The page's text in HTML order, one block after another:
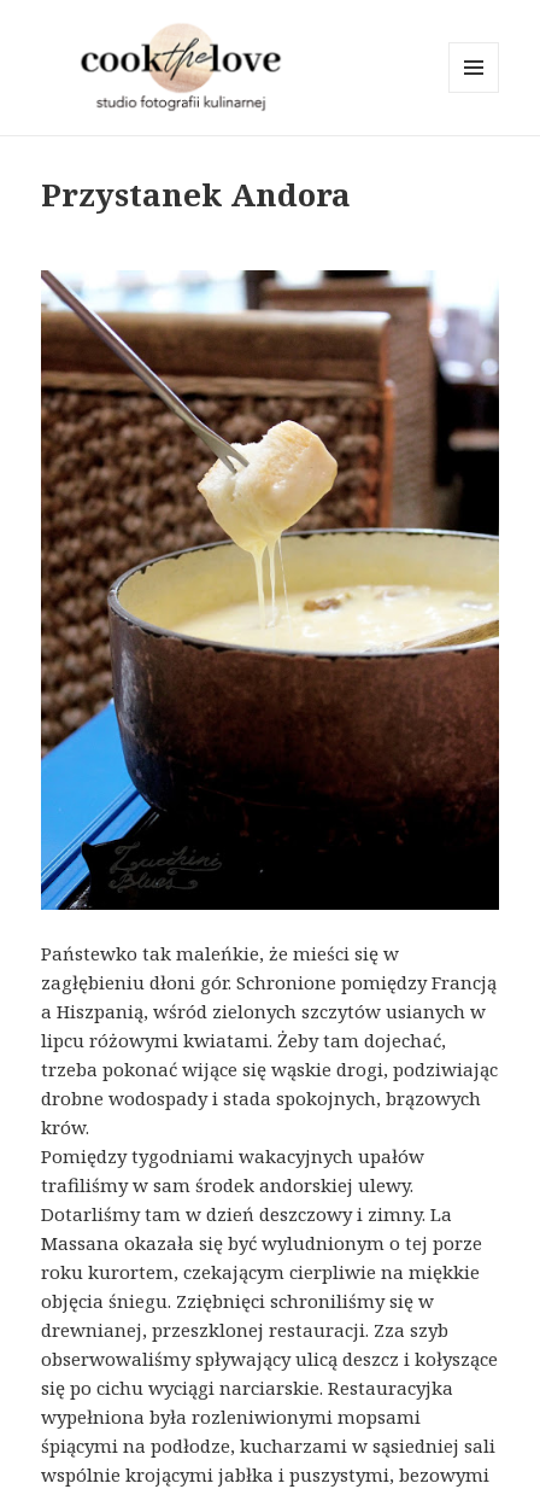
Przystanek Andora
Państewko tak maleńkie, że mieści się w
zagłębieniu dłoni gór. Schronione pomiędzy Francją
a Hiszpanią, wśród zielonych szczytów usianych w
lipcu różowymi kwiatami. Żeby tam dojechać,
trzeba pokonać wijące się wąskie drogi, podziwiając
drobne wodospady i stada spokojnych, brązowych
krów.
Pomiędzy tygodniami wakacyjnych upałów
trafiliśmy w sam środek andorskiej ulewy.
Dotarliśmy tam w dzień deszczowy i zimny. La
Massana okazała się być wyludnionym o tej porze
roku kurortem, czekającym cierpliwie na miękkie
objęcia śniegu. Zziębnięci schroniliśmy się w
drewnianej, przeszklonej restauracji. Zza szyb
obserwowaliśmy spływający ulicą deszcz i kołyszące
się po cichu wyciągi narciarskie. Restauracyjka
wypełniona była rozleniwionymi mopsami
śpiącymi na podłodze, kucharzami w sąsiedniej sali
wspólnie krojącymi jabłka i puszystymi, bezowymi